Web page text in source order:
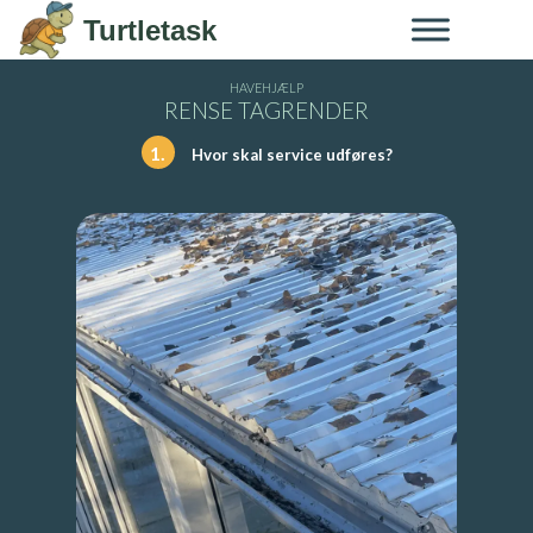
Skip to contentTurtletask
HAVEHJÆLP
RENSE TAGRENDER
1. Hvor skal service udføres?